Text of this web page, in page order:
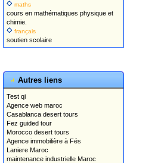
maths
cours en mathématiques physique et
chimie.
français
soutien scolaire
Autres liens
Test qi
Agence web maroc
Casablanca desert tours
Fez guided tour
Morocco desert tours
Agence immobilière à Fés
Laniere Maroc
maintenance industrielle Maroc